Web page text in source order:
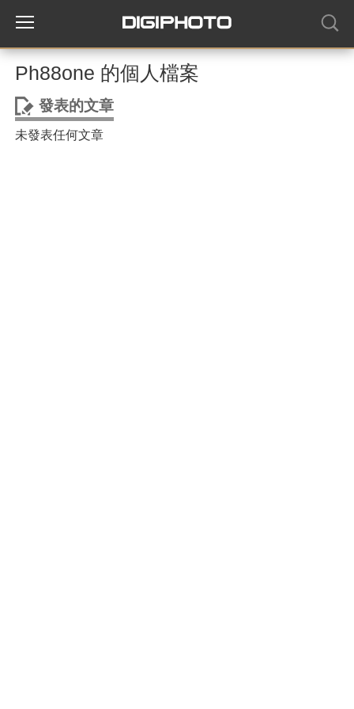
Ph88one 的個人檔案
發表的文章
未發表任何文章